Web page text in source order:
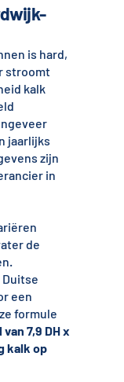
is hard,
stroomt
kalk
jaarlijks
zijn
in
de
een
formule
7,9 DH x
kalk op